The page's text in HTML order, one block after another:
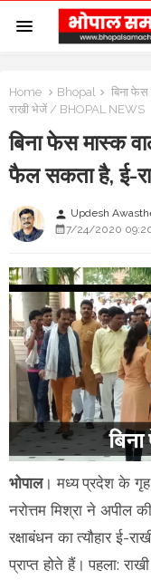
Home Bhopal
बिना
राखी भेजें / BHOPAL NEWS
बिना फेस मास्क
फैल सकता है, ई-
person Updesh
7/24/2020
भोपाल। मध्य प्रदेश के गृह,
नरोत्तम मिश्रा ने अपील
रक्षाबंधन का त्यौहार ई-
प्राप्त होते हैं। पहला: